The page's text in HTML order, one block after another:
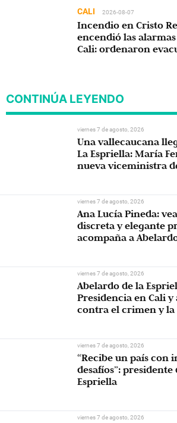
CALI 2026-08-07
Incendio en Cristo
encendió las
Cali: ordenaron
CONTINÚA LEYENDO
viernes 7 de agosto, 2026
Una vallecaucana
La Espriella: María
nueva viceministra
viernes 7 de agosto, 2026
Ana Lucía Pineda:
discreta y elegante
acompaña a
viernes 7 de agosto, 2026
Abelardo de la
Presidencia en Cali
contra el crimen y
viernes 7 de agosto, 2026
“Recibe un país con
desafíos”: presidente
Espriella
viernes 7 de agosto, 2026